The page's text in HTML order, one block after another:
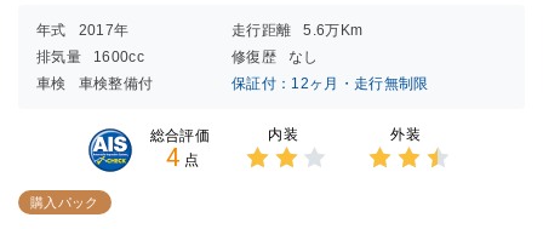
年式 2017年 走行距離
5.6万Km
排気量
1600cc 修復歴
なし
車検
車検整備付 保証付：12ヶ月・走行無制限
総合評価
4 点
内装 外装
購入パック